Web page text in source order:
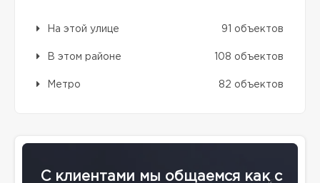
На этой улице 91 объектов
В этом районе 108 объектов
Метро 82 объектов
С клиентами мы общаемся как с